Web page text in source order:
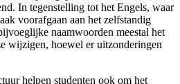
In tegenstelling tot het Engels, waar
voorafgaan aan het zelfstandig
naamwoorden meestal het
wijzigen, hoewel er uitzonderingen
helpen studenten ook om het